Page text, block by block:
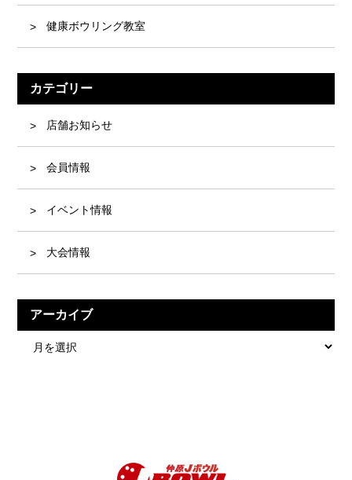
健康ボウリング教室
カテゴリー
店舗お知らせ
会員情報
イベント情報
大会情報
アーカイブ